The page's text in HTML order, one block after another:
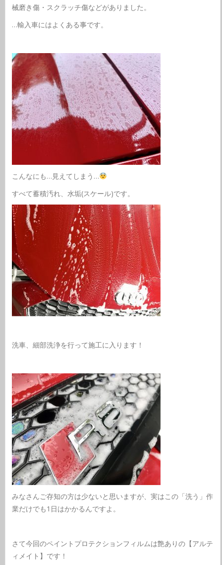
械磨き傷・スクラッチ傷などがありました。
…輸入車にはよくある事です。
こんなにも…見えてしまう…
すべて蓄積汚れ、水垢(スケール)です。
洗車、細部洗浄を行って施工に入ります！
みなさんご存知の方は少ないと思いますが、実はこの「洗う」作
業だけでも1日はかかるんですよ。
さて今回のペイントプロテクションフィルムは艶ありの【アルテ
ィメイト】です！